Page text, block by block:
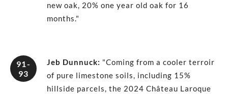
new oak, 20% one year old oak for 16
months."
91-
93
Jeb Dunnuck: "Coming from a cooler terroir
of pure limestone soils, including 15%
hillside parcels, the 2024 Château Laroque